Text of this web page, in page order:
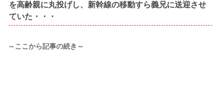
を高齢親に丸投げし、新幹線の移動すら義兄に送迎させ
ていた・・・
～ここから記事の続き～